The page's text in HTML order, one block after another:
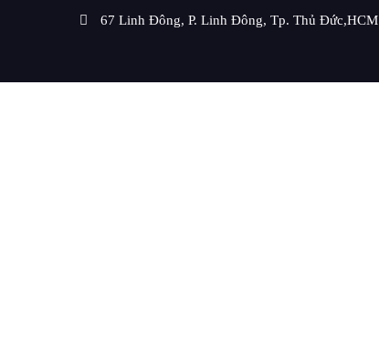
67 Linh Đông, P. Linh Đông, Tp. Thủ Đức,HCM